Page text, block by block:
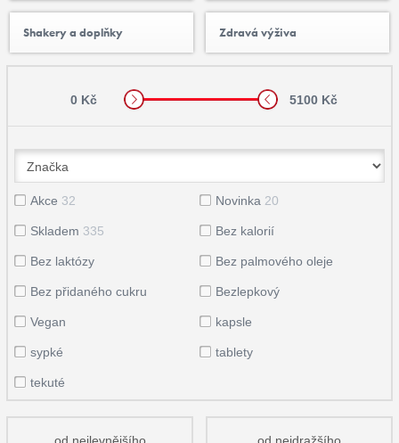
Shakery a doplňky Zdravá výživa
0 Kč 5100 Kč
Akce 32 Novinka 20
Skladem 335 Bez kalorií
Bez laktózy Bez palmového oleje
Bez přidaného cukru Bezlepkový
Vegan kapsle
sypké tablety
tekuté